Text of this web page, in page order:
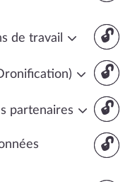
🔓
de travail
🔓
🔓
partenaires
🔓